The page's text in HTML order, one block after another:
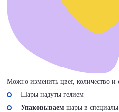
Можно изменить цвет, количество и
Шары надуты гелием
Упаковываем шары в